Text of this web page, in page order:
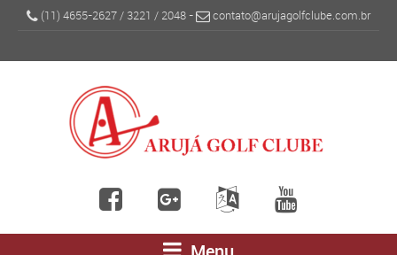
(11) 4655-2627/ 3221 / 2048- contato@arujagolfclube.com.br